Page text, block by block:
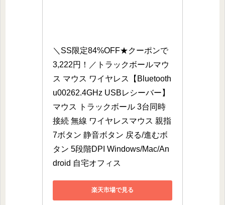
＼SS限定84%OFF★クーポンで
3,222円！／トラックボールマウ
ス マウス ワイヤレス【Bluetooth
u00262.4GHz USBレシーバー】
マウス トラックボール 3台同時
接続 無線 ワイヤレスマウス 親指
7ボタン 静音ボタン 戻る/進むボ
タン 5段階DPI Windows/Mac/An
droid 自宅オフィス
楽天市場で見る